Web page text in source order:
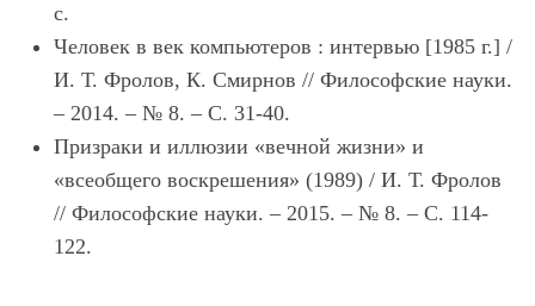
с.
Человек в век компьютеров : интервью [1985 г.] /
И. Т. Фролов, К. Смирнов // Философские науки.
– 2014. – № 8. – С. 31-40.
Призраки и иллюзии «вечной жизни» и
«всеобщего воскрешения» (1989) / И. Т. Фролов
// Философские науки. – 2015. – № 8. – С. 114-
122.